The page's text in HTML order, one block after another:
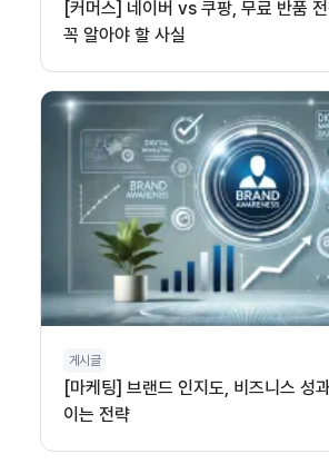
[커머스] 네이버 vs 쿠팡, 무료 반품 전
꼭 알아야 할 사실
게시글
[마케팅] 브랜드 인지도, 비즈니스 성
이는 전략